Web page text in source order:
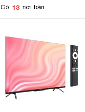
Có 13 nơi bán